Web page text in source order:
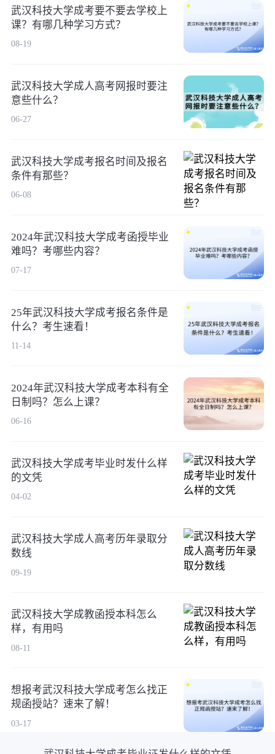
武汉科技大学成考要不要去学校上
课？有哪几种学习方式？
08-19
武汉科技大学成人高考网报时要注
意些什么？
06-27
武汉科技大学成考报名时间及报名
条件有那些？
06-08
2024年武汉科技大学成考函授毕业
难吗？考哪些内容？
07-17
25年武汉科技大学成考报名条件是
什么？考生速看！
11-14
2024年武汉科技大学成考本科有全
日制吗？怎么上课？
06-16
武汉科技大学成考毕业时发什么样
的文凭
04-02
武汉科技大学成人高考历年录取分
数线
09-19
武汉科技大学成教函授本科怎么
样，有用吗
08-11
想报考武汉科技大学成考怎么找正
规函授站？速来了解！
03-17